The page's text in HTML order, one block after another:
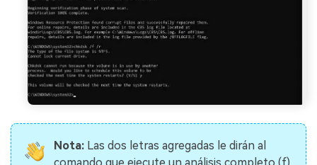
Nota:Las dos letras agregadas le dirán al